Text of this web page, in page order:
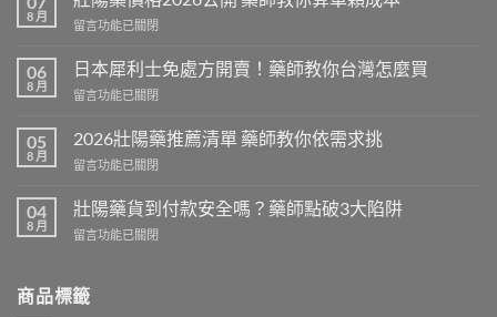
8 月
在
陽
藥
價
2026
公
開
師
教
單
顆
留言功能已關閉
06
8 月
日本犀利士免處方開賣！藥師教你台灣怎麼買
在
本
犀
利
免
處
方
藥
留言功能已關閉
05
8 月
2026壯陽藥推薦清單 藥師教你依需求挑
在
壯
陽
藥
清
留言功能已關閉
04
8 月
壯陽藥貨到付款安全嗎？藥師點破3大陷阱
在
藥
貨
留言功能已關閉
商品標籤